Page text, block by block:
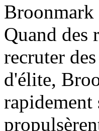
Broonmark
Quand des
recruter
d'élite,
rapidement